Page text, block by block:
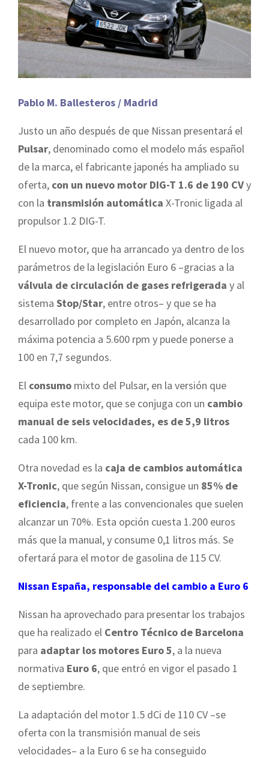
Pablo M. Ballesteros / Madrid
Justo un año después de que Nissan presentará el
Pulsar, denominado como el modelo más español
de la marca, el fabricante japonés ha ampliado su
oferta, con un nuevo motor DIG-T 1.6 de 190 CVy
con la transmisión automática X-Tronic ligada al
propulsor 1.2 DIG-T.
El nuevo motor, que ha arrancado ya dentro de los
parámetros de la legislación Euro 6 –gracias a la
válvula de circulación de gases refrigerada y al
sistema Stop/Star, entre otros– y que se ha
desarrollado por completo en Japón, alcanza la
máxima potencia a 5.600 rpm y puede ponerse a
100 en 7,7 segundos.
El consumo mixto del Pulsar, en la versión que
equipa este motor, que se conjuga con un cambio
manual de seis velocidades, es de 5,9 litros
cada 100 km.
Otra novedad es la caja de cambios automática
X-Tronic, que según Nissan, consigue un 85% de
eficiencia, frente a las convencionales que suelen
alcanzar un 70%. Esta opción cuesta 1.200 euros
más que la manual, y consume 0,1 litros más. Se
ofertará para el motor de gasolina de 115 CV.
Nissan España, responsable del cambio a Euro 6
Nissan ha aprovechado para presentar los trabajos
que ha realizado el Centro Técnico de Barcelona
para adaptar los motores Euro 5, a la nueva
normativa Euro 6, que entró en vigor el pasado 1
de septiembre.
La adaptación del motor 1.5 dCi de 110 CV –se
oferta con la transmisión manual de seis
velocidades– a la Euro 6 se ha conseguido